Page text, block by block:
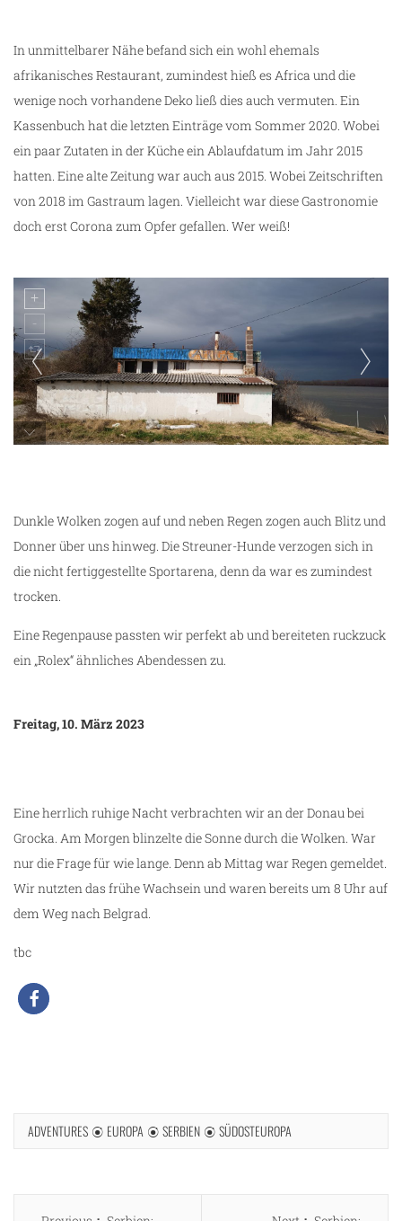
In unmittelbarer Nähe befand sich ein wohl ehemals
afrikanisches Restaurant, zumindest hieß es Africa und die
wenige noch vorhandene Deko ließ dies auch vermuten. Ein
Kassenbuch hat die letzten Einträge vom Sommer 2020. Wobei
ein paar Zutaten in der Küche ein Ablaufdatum im Jahr 2015
hatten. Eine alte Zeitung war auch aus 2015. Wobei Zeitschriften
von 2018 im Gastraum lagen. Vielleicht war diese Gastronomie
doch erst Corona zum Opfer gefallen. Wer weiß!
Dunkle Wolken zogen auf und neben Regen zogen auch Blitz und
Donner über uns hinweg. Die Streuner-Hunde verzogen sich in
die nicht fertiggestellte Sportarena, denn da war es zumindest
trocken.
Eine Regenpause passten wir perfekt ab und bereiteten ruckzuck
ein „Rolex“ ähnliches Abendessen zu.
Freitag, 10. März 2023
Eine herrlich ruhige Nacht verbrachten wir an der Donau bei
Grocka. Am Morgen blinzelte die Sonne durch die Wolken. War
nur die Frage für wie lange. Denn ab Mittag war Regen gemeldet.
Wir nutzten das frühe Wachsein und waren bereits um 8 Uhr auf
dem Weg nach Belgrad.
tbc
ADVENTURES EUROPA SERBIEN SÜDOSTEUROPA
Beitragsnavigation